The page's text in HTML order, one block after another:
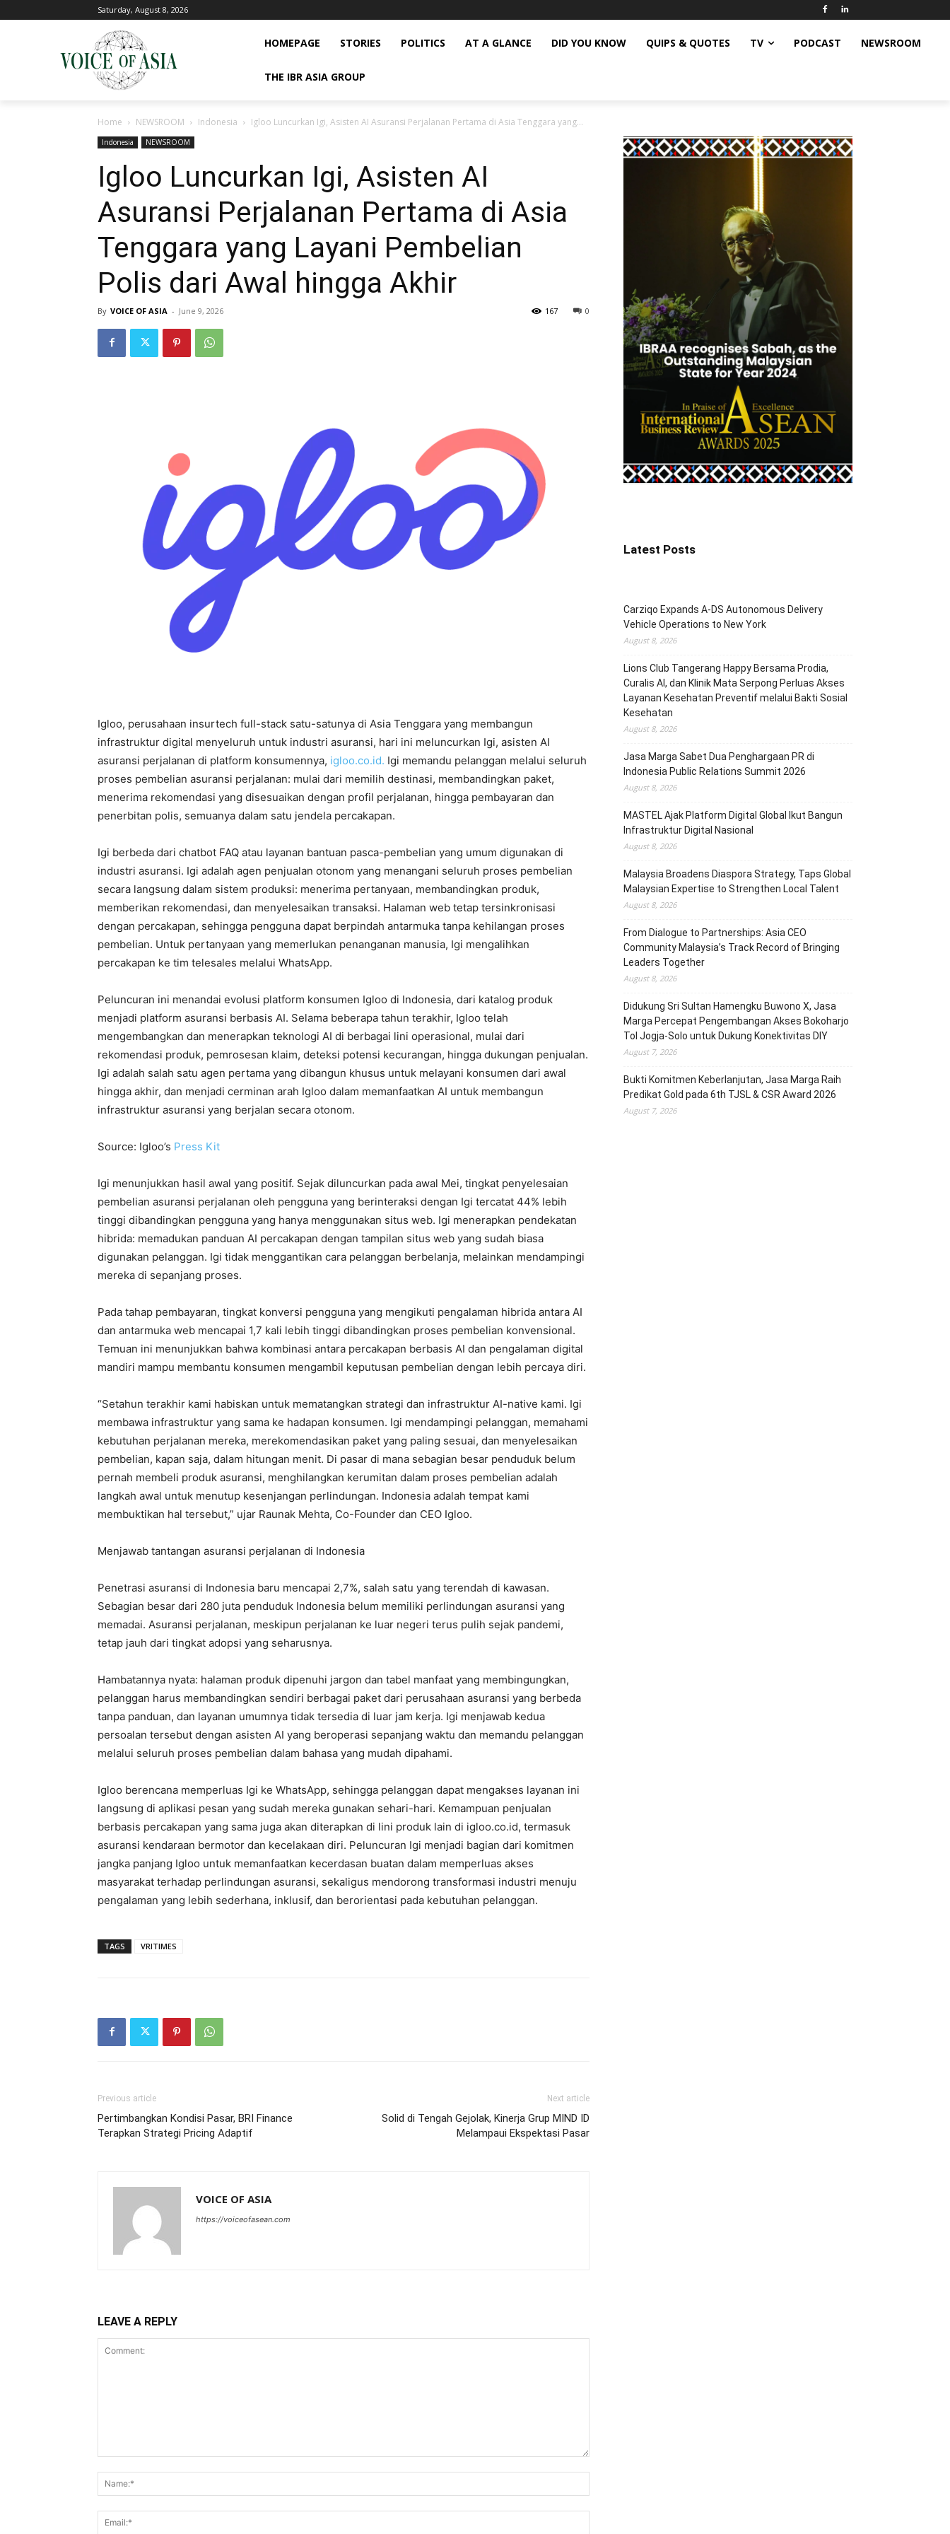
Saturday, August 8, 2026
HOMEPAGE STORIES POLITICS AT A GLANCE DID YOU KNOW QUIPS & QUOTES TV PODCAST NEWSROOM
THE IBR ASIA GROUP
Home NEWSROOM Indonesia Igloo Luncurkan Igi, Asisten AI Asuransi Perjalanan Pertama di Asia Tenggara yang...
Indonesia NEWSROOM
Igloo Luncurkan Igi, Asisten AI
Asuransi Perjalanan Pertama di Asia
Tenggara yang Layani Pembelian
Polis dari Awal hingga Akhir
By VOICE OF ASIA - June 9, 2026 0
167
Igloo, perusahaan insurtech full-stack satu-satunya di Asia Tenggara yang membangun
infrastruktur digital menyeluruh untuk industri asuransi, hari ini meluncurkan Igi, asisten AI
asuransi perjalanan di platform konsumennya, igloo.co.id. Igi memandu pelanggan melalui seluruh
proses pembelian asuransi perjalanan: mulai dari memilih destinasi, membandingkan paket,
menerima rekomendasi yang disesuaikan dengan profil perjalanan, hingga pembayaran dan
penerbitan polis, semuanya dalam satu jendela percakapan.
Igi berbeda dari chatbot FAQ atau layanan bantuan pasca-pembelian yang umum digunakan di
industri asuransi. Igi adalah agen penjualan otonom yang menangani seluruh proses pembelian
secara langsung dalam sistem produksi: menerima pertanyaan, membandingkan produk,
memberikan rekomendasi, dan menyelesaikan transaksi. Halaman web tetap tersinkronisasi
dengan percakapan, sehingga pengguna dapat berpindah antarmuka tanpa kehilangan proses
pembelian. Untuk pertanyaan yang memerlukan penanganan manusia, Igi mengalihkan
percakapan ke tim telesales melalui WhatsApp.
Peluncuran ini menandai evolusi platform konsumen Igloo di Indonesia, dari katalog produk
menjadi platform asuransi berbasis AI. Selama beberapa tahun terakhir, Igloo telah
mengembangkan dan menerapkan teknologi AI di berbagai lini operasional, mulai dari
rekomendasi produk, pemrosesan klaim, deteksi potensi kecurangan, hingga dukungan penjualan.
Igi adalah salah satu agen pertama yang dibangun khusus untuk melayani konsumen dari awal
hingga akhir, dan menjadi cerminan arah Igloo dalam memanfaatkan AI untuk membangun
infrastruktur asuransi yang berjalan secara otonom.
Source: Igloo’s Press Kit
Igi menunjukkan hasil awal yang positif. Sejak diluncurkan pada awal Mei, tingkat penyelesaian
pembelian asuransi perjalanan oleh pengguna yang berinteraksi dengan Igi tercatat 44% lebih
tinggi dibandingkan pengguna yang hanya menggunakan situs web. Igi menerapkan pendekatan
hibrida: memadukan panduan AI percakapan dengan tampilan situs web yang sudah biasa
digunakan pelanggan. Igi tidak menggantikan cara pelanggan berbelanja, melainkan mendampingi
mereka di sepanjang proses.
Pada tahap pembayaran, tingkat konversi pengguna yang mengikuti pengalaman hibrida antara AI
dan antarmuka web mencapai 1,7 kali lebih tinggi dibandingkan proses pembelian konvensional.
Temuan ini menunjukkan bahwa kombinasi antara percakapan berbasis AI dan pengalaman digital
mandiri mampu membantu konsumen mengambil keputusan pembelian dengan lebih percaya diri.
“Setahun terakhir kami habiskan untuk mematangkan strategi dan infrastruktur AI-native kami. Igi
membawa infrastruktur yang sama ke hadapan konsumen. Igi mendampingi pelanggan, memahami
kebutuhan perjalanan mereka, merekomendasikan paket yang paling sesuai, dan menyelesaikan
pembelian, kapan saja, dalam hitungan menit. Di pasar di mana sebagian besar penduduk belum
pernah membeli produk asuransi, menghilangkan kerumitan dalam proses pembelian adalah
langkah awal untuk menutup kesenjangan perlindungan. Indonesia adalah tempat kami
membuktikan hal tersebut,” ujar Raunak Mehta, Co-Founder dan CEO Igloo.
Menjawab tantangan asuransi perjalanan di Indonesia
Penetrasi asuransi di Indonesia baru mencapai 2,7%, salah satu yang terendah di kawasan.
Sebagian besar dari 280 juta penduduk Indonesia belum memiliki perlindungan asuransi yang
memadai. Asuransi perjalanan, meskipun perjalanan ke luar negeri terus pulih sejak pandemi,
tetap jauh dari tingkat adopsi yang seharusnya.
Hambatannya nyata: halaman produk dipenuhi jargon dan tabel manfaat yang membingungkan,
pelanggan harus membandingkan sendiri berbagai paket dari perusahaan asuransi yang berbeda
tanpa panduan, dan layanan umumnya tidak tersedia di luar jam kerja. Igi menjawab kedua
persoalan tersebut dengan asisten AI yang beroperasi sepanjang waktu dan memandu pelanggan
melalui seluruh proses pembelian dalam bahasa yang mudah dipahami.
Igloo berencana memperluas Igi ke WhatsApp, sehingga pelanggan dapat mengakses layanan ini
langsung di aplikasi pesan yang sudah mereka gunakan sehari-hari. Kemampuan penjualan
berbasis percakapan yang sama juga akan diterapkan di lini produk lain di igloo.co.id, termasuk
asuransi kendaraan bermotor dan kecelakaan diri. Peluncuran Igi menjadi bagian dari komitmen
jangka panjang Igloo untuk memanfaatkan kecerdasan buatan dalam memperluas akses
masyarakat terhadap perlindungan asuransi, sekaligus mendorong transformasi industri menuju
pengalaman yang lebih sederhana, inklusif, dan berorientasi pada kebutuhan pelanggan.
TAGS VRITIMES
Previous article
Pertimbangkan Kondisi Pasar, BRI Finance
Terapkan Strategi Pricing Adaptif
Next article
Solid di Tengah Gejolak, Kinerja Grup MIND ID
Melampaui Ekspektasi Pasar
VOICE OF ASIA
https://voiceofasean.com
LEAVE A REPLY
Latest Posts
Carziqo Expands A-DS Autonomous Delivery
Vehicle Operations to New York
August 8, 2026
Lions Club Tangerang Happy Bersama Prodia,
Curalis AI, dan Klinik Mata Serpong Perluas Akses
Layanan Kesehatan Preventif melalui Bakti Sosial
Kesehatan
August 8, 2026
Jasa Marga Sabet Dua Penghargaan PR di
Indonesia Public Relations Summit 2026
August 8, 2026
MASTEL Ajak Platform Digital Global Ikut Bangun
Infrastruktur Digital Nasional
August 8, 2026
Malaysia Broadens Diaspora Strategy, Taps Global
Malaysian Expertise to Strengthen Local Talent
August 8, 2026
From Dialogue to Partnerships: Asia CEO
Community Malaysia’s Track Record of Bringing
Leaders Together
August 8, 2026
Didukung Sri Sultan Hamengku Buwono X, Jasa
Marga Percepat Pengembangan Akses Bokoharjo
Tol Jogja-Solo untuk Dukung Konektivitas DIY
August 7, 2026
Bukti Komitmen Keberlanjutan, Jasa Marga Raih
Predikat Gold pada 6th TJSL & CSR Award 2026
August 7, 2026